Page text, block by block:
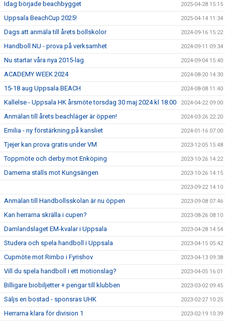
Idag började beachbygget 2025-04-28 15:15
Uppsala BeachCup 2025! 2025-04-14 11:34
Dags att anmäla till årets bollskolor 2024-09-16 15:22
Handboll NU - prova på verksamhet 2024-09-11 09:34
Nu startar våra nya 2015-lag 2024-09-04 15:40
ACADEMY WEEK 2024 2024-08-20 14:30
15-18 aug Uppsala BEACH 2024-08-08 11:40
Kallelse - Uppsala HK årsmöte torsdag 30 maj 2024 kl 18.00 2024-04-22 09:00
Anmälan till årets beachläger är öppen! 2024-03-26 22:20
Emilia - ny förstärkning på kansliet 2024-01-16 07:00
Tjejer kan prova gratis under VM 2023-12-05 15:48
Toppmöte och derby mot Enköping 2023-10-26 14:22
Damerna ställs mot Kungsängen 2023-10-26 14:15
2023-09-22 14:10
Anmälan till Handbollsskolan är nu öppen 2023-09-08 07:46
Kan herrarna skrälla i cupen? 2023-08-26 08:10
Damlandslaget EM-kvalar i Uppsala 2023-04-28 14:54
Studera och spela handboll i Uppsala 2023-04-15 05:42
Cupmöte mot Rimbo i Fyrishov 2023-04-13 09:38
Vill du spela handboll i ett motionslag? 2023-04-05 16:01
Billigare biobiljetter + pengar till klubben 2023-03-02 09:45
Säljs en bostad - sponsras UHK 2023-02-27 10:25
Herrarna klara för division 1 2023-02-19 10:39